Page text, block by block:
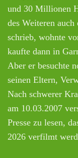
und 30 Millionen
des Weiteren
schrieb, wohnte
kaufte dann in
Aber er besuchte
seinen Eltern,
Nach schwerer
am 10.03.2007
Presse zu lesen,
2026 verfilmt